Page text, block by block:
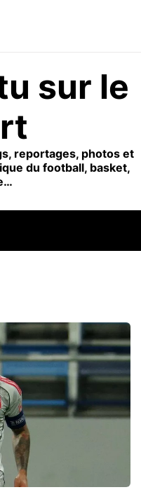
sur le
reportages, photos et
du football, basket,